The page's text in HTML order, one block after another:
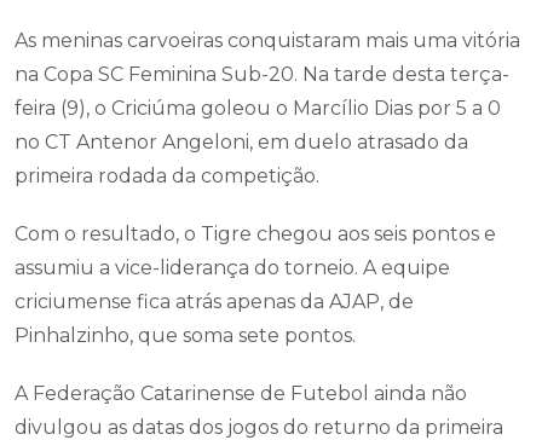
As meninas carvoeiras conquistaram mais uma vitória
na Copa SC Feminina Sub-20. Na tarde desta terça-
feira (9), o Criciúma goleou o Marcílio Dias por 5 a 0
no CT Antenor Angeloni, em duelo atrasado da
primeira rodada da competição.
Com o resultado, o Tigre chegou aos seis pontos e
assumiu a vice-liderança do torneio. A equipe
criciumense fica atrás apenas da AJAP, de
Pinhalzinho, que soma sete pontos.
A Federação Catarinense de Futebol ainda não
divulgou as datas dos jogos do returno da primeira